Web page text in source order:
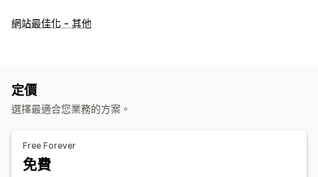
顧客行為
行銷和銷售
AI 深入分析 行銷歸因 結帳分析
像素追蹤
視覺化內容和報告
網站最佳化 - 其他
定價
選擇最適合您業務的方案。
Free Forever
免費